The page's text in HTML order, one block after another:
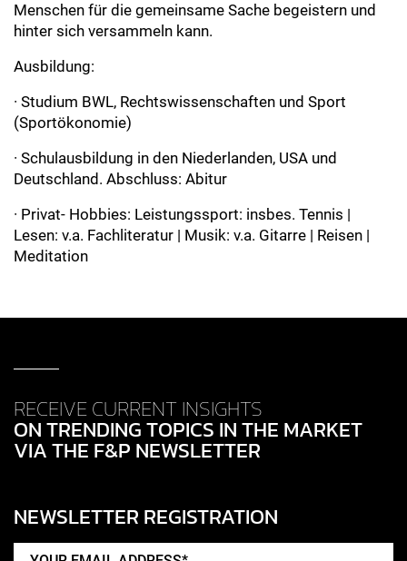
Menschen für die gemeinsame Sache begeistern und
hinter sich versammeln kann.
Ausbildung:
· Studium BWL, Rechtswissenschaften und Sport
(Sportökonomie)
· Schulausbildung in den Niederlanden, USA und
Deutschland. Abschluss: Abitur
· Privat- Hobbies: Leistungssport: insbes. Tennis |
Lesen: v.a. Fachliteratur | Musik: v.a. Gitarre | Reisen |
Meditation
RECEIVE CURRENT INSIGHTS
ON TRENDING TOPICS IN THE MARKET
VIA THE F&P NEWSLETTER
NEWSLETTER REGISTRATION